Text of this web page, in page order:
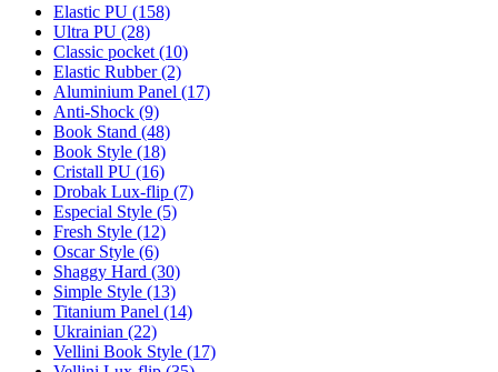
Elastic PU (158)
Ultra PU (28)
Classic pocket (10)
Elastic Rubber (2)
Aluminium Panel (17)
Anti-Shock (9)
Book Stand (48)
Book Style (18)
Cristall PU (16)
Drobak Lux-flip (7)
Especial Style (5)
Fresh Style (12)
Oscar Style (6)
Shaggy Hard (30)
Simple Style (13)
Titanium Panel (14)
Ukrainian (22)
Vellini Book Style (17)